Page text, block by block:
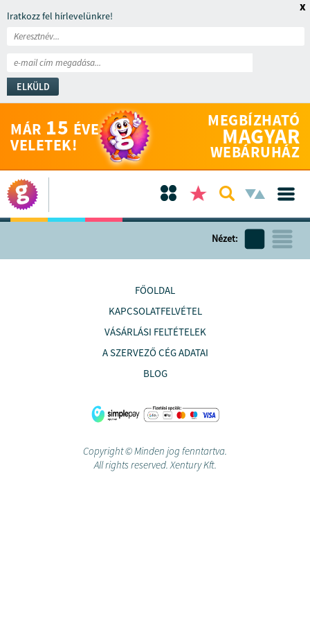
Iratkozz fel hírlevelünkre!
ELKÜLD
x
MÁR 15 ÉVE
VELETEK!
MEGBÍZHATÓ
MAGYAR
WEBÁRUHÁZ
Nézet:
FŐOLDAL
KAPCSOLATFELVÉTEL
VÁSÁRLÁSI FELTÉTELEK
A SZERVEZŐ CÉG ADATAI
BLOG
Copyright © Minden jog fenntartva.
All rights reserved. Xentury Kft.